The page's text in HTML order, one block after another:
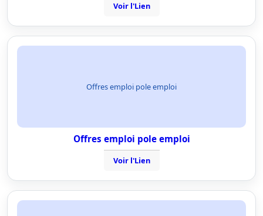
Voir l'Lien
Offres emploi pole emploi
Offres emploi pole emploi
Voir l'Lien